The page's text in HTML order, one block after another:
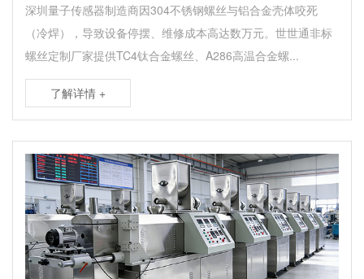
深圳量子传感器制造商因304不锈钢螺丝与铝合金壳体咬死
（冷焊），导致设备停摆、维修成本高达数万元。世世通非标
螺丝定制厂家提供TC4钛合金螺丝、A286高温合金螺...
了解详情 +